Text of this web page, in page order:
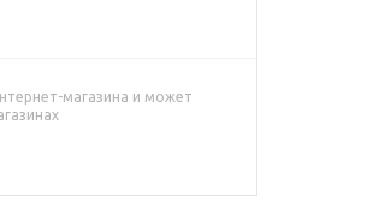
магазина и может